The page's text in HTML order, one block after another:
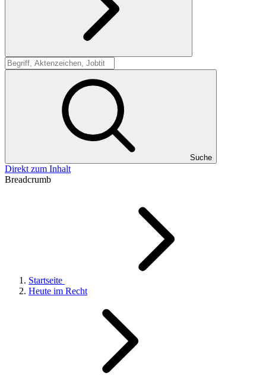
Suche
Suche
Direkt zum Inhalt
Breadcrumb
Startseite
Heute im Recht